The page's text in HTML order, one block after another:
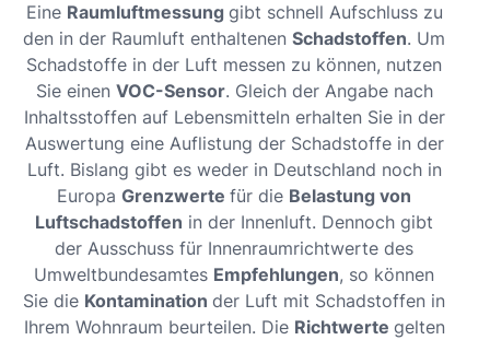
Eine Raumluftmessung gibt schnell Aufschluss zu
den in der Raumluft enthaltenen Schadstoffen. Um
Schadstoffe in der Luft messen zu können, nutzen
Sie einen VOC-Sensor. Gleich der Angabe nach
Inhaltsstoffen auf Lebensmitteln erhalten Sie in der
Auswertung eine Auflistung der Schadstoffe in der
Luft. Bislang gibt es weder in Deutschland noch in
Europa Grenzwerte für die Belastung von
Luftschadstoffen in der Innenluft. Dennoch gibt
der Ausschuss für Innenraumrichtwerte des
Umweltbundesamtes Empfehlungen, so können
Sie die Kontamination der Luft mit Schadstoffen in
Ihrem Wohnraum beurteilen. Die Richtwerte gelten